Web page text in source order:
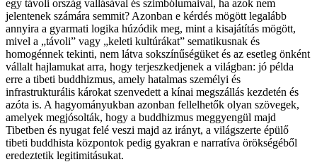
egy távoli ország vallásával és szimbólumaival, ha azok nem
jelentenek számára semmit? Azonban e kérdés mögött legalább
annyira a gyarmati logika húzódik meg, mint a kisajátítás mögött,
mivel a „távoli” vagy „keleti kultúrákat” sematikusnak és
homogénnek tekinti, nem látva sokszínűségüket és az esetleg önként
vállalt hajlamukat arra, hogy terjeszkedjenek a világban: jó példa
erre a tibeti buddhizmus, amely hatalmas személyi és
infrastrukturális károkat szenvedett a kínai megszállás kezdetén és
azóta is. A hagyományukban azonban fellelhetők olyan szövegek,
amelyek megjósolták, hogy a buddhizmus meggyengül majd
Tibetben és nyugat felé veszi majd az irányt, a világszerte épülő
tibeti buddhista központok pedig gyakran e narratíva örökségéből
eredeztetik legitimitásukat.